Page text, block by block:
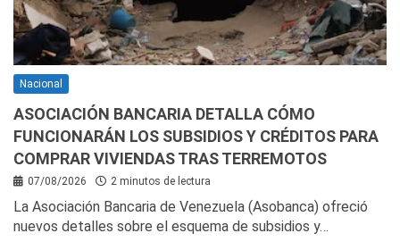
Nacional
ASOCIACIÓN BANCARIA DETALLA CÓMO
FUNCIONARÁN LOS SUBSIDIOS Y CRÉDITOS PARA
COMPRAR VIVIENDAS TRAS TERREMOTOS
07/08/2026 2 minutos de lectura
La Asociación Bancaria de Venezuela (Asobanca) ofreció
nuevos detalles sobre el esquema de subsidios y…